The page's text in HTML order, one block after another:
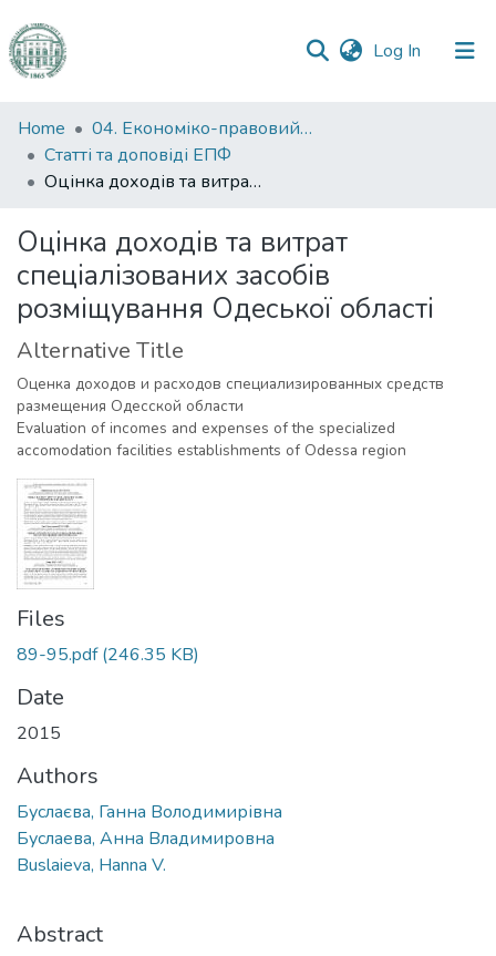
Log In (current)
Communities
&
Collections
Statistics
Home
04. Економіко-правовий факультет
Статті та доповіді ЕПФ
Оцінка доходів та витрат спеціалізованих засобів розміщування Одеської області
Оцінка доходів та витрат
спеціалізованих засобів
розміщування Одеської області
Alternative Title
Оценка доходов и расходов специализированных средств
размещения Одесской области
Evaluation of incomes and expenses of the specialized
accomodation facilities establishments of Odessa region
Files
89-95.pdf(246.35 KB)
Date
2015
Authors
Буслаєва, Ганна Володимирівна
Буслаева, Анна Владимировна
Buslaieva, Hanna V.
Abstract